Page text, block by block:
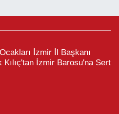
İzmir İl Başkanı
Kılıç'tan İzmir Barosu'na Sert